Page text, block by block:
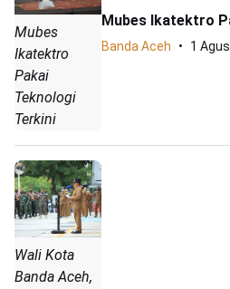
Mubes
Ikatektro
Pakai
Teknologi
Terkini
Mubes Ikatektro
Banda Aceh 1
Wali Kota
Banda Aceh,